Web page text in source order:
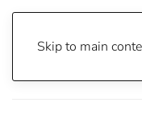
Skip to main